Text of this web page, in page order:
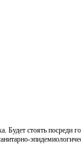
стоять